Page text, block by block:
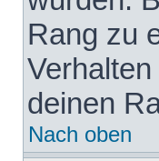
Rang zu
deinen
Nach oben